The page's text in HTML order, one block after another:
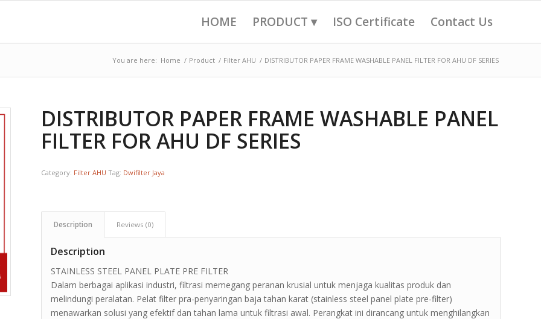
HOME PRODUCT ▾ ISO Certificate Contact Us
You are here: Home / Product / Filter AHU / DISTRIBUTOR PAPER FRAME WASHABLE PANEL FILTER FOR AHU DF SERIES
DISTRIBUTOR PAPER FRAME WASHABLE PANEL
FILTER FOR AHU DF SERIES
Category: Filter AHU Tag: Dwifilter Jaya
Description Reviews (0)
Description
STAINLESS STEEL PANEL PLATE PRE FILTER
Dalam berbagai aplikasi industri, filtrasi memegang peranan krusial untuk menjaga kualitas produk dan
melindungi peralatan. Pelat filter pra-penyaringan baja tahan karat (stainless steel panel plate pre-filter)
menawarkan solusi yang efektif dan tahan lama untuk filtrasi awal. Perangkat ini dirancang untuk menghilangkan